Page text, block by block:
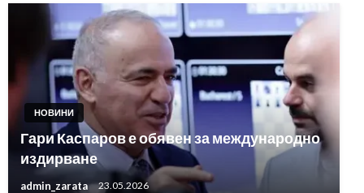
НОВИНИ
Гари Каспаров е обявен за международно
издирване
admin_zarata 23.05.2026